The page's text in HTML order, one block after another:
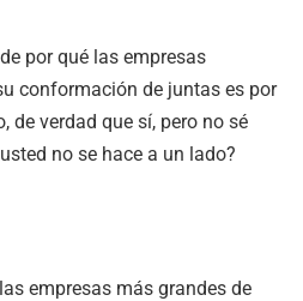
por qué las empresas
conformación de juntas es por
de verdad que sí, pero no sé
no se hace a un lado?
empresas más grandes de